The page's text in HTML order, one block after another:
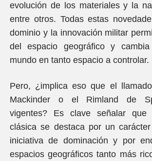
evolución de los materiales y la
entre otros. Todas estas
dominio y la innovación militar
del espacio geográfico y
mundo en tanto espacio a controlar.
Pero, ¿implica eso que el
Mackinder o el Rimland de
vigentes? Es clave señalar que
clásica se destaca por un
iniciativa de dominación y por
espacios geográficos tanto más